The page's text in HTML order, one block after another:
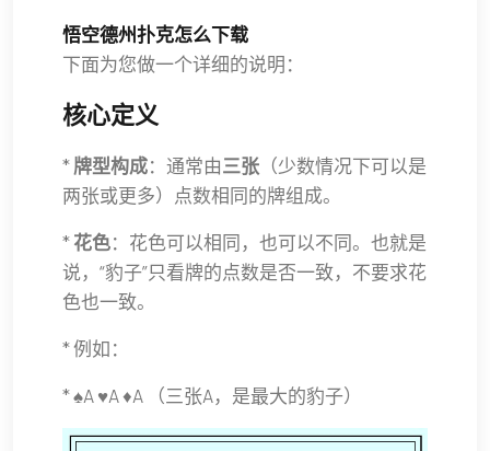
悟空德州扑克怎么下载
下面为您做一个详细的说明：
核心定义
* 牌型构成：通常由三张 （少数情况下可以是
两张或更多）点数相同的牌组成。
* 花色：花色可以相同，也可以不同。也就是
说，“豹子”只看牌的点数是否一致，不要求花
色也一致。
* 例如：
* ♠A ♥A ♦A （三张A，是最大的豹子）